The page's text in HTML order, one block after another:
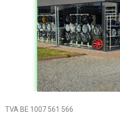
TVA BE 1007 561 566